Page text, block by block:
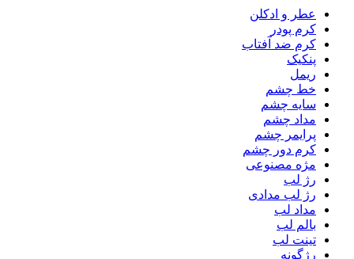
عطر و ادکلن
کرم پودر
کرم ضد آفتاب
پنکیک
ریمل
خط چشم
سایه چشم
مداد چشم
پرایمر چشم
کرم دور چشم
مژه مصنوعی
رژ لب
رژ لب مدادی
مداد لب
بالم لب
تینت لب
رژگونه